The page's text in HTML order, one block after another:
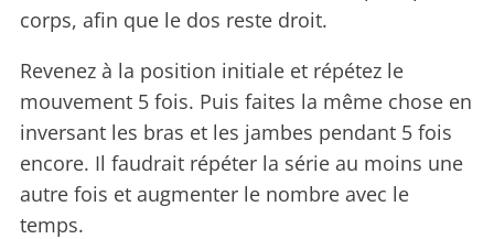
corps, afin que le dos reste droit.
Revenez à la position initiale et répétez le
mouvement 5 fois. Puis faites la même chose en
inversant les bras et les jambes pendant 5 fois
encore. Il faudrait répéter la série au moins une
autre fois et augmenter le nombre avec le
temps.